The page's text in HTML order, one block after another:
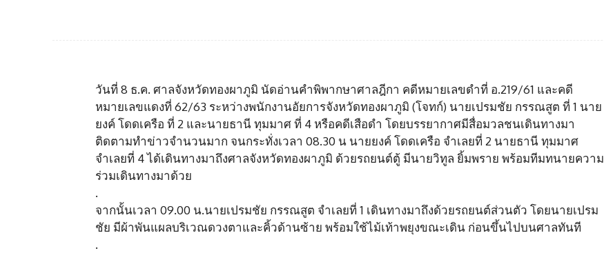
วันที่ 8 ธ.ค. ศาลจังหวัดทองผาภูมิ นัดอ่านคำพิพากษาศาลฎีกา คดีหมายเลขดำที่ อ.219/61 และคดี
หมายเลขแดงที่ 62/63 ระหว่างพนักงานอัยการจังหวัดทองผาภูมิ (โจทก์) นายเปรมชัย กรรณสูต ที่ 1 นาย
ยงค์ โดดเครือ ที่ 2 และนายธานี ทุมมาศ ที่ 4 หรือคดีเสือดำ โดยบรรยากาศมีสื่อมวลชนเดินทางมา
ติดตามทำข่าวจำนวนมาก จนกระทั่งเวลา 08.30 น นายยงค์ โดดเครือ จำเลยที่ 2 นายธานี ทุมมาศ
จำเลยที่ 4 ได้เดินทางมาถึงศาลจังหวัดทองผาภูมิ ด้วยรถยนต์ตู้ มีนายวิทูล ยิ้มพราย พร้อมทีมทนายความ
ร่วมเดินทางมาด้วย
.
จากนั้นเวลา 09.00 น.นายเปรมชัย กรรณสูต จำเลยที่ 1 เดินทางมาถึงด้วยรถยนต์ส่วนตัว โดยนายเปรม
ชัย มีผ้าพันแผลบริเวณดวงตาและคิ้วด้านซ้าย พร้อมใช้ไม้เท้าพยุงขณะเดิน ก่อนขึ้นไปบนศาลทันที
.